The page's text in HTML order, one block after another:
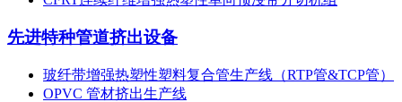
先进特种管道挤出设备
玻纤带增强热塑性塑料复合管生产线（RTP管&TCP管）
OPVC 管材挤出生产线